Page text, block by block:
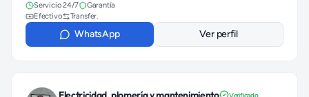
Servicio 24/7
Garantía
Efectivo
Transfer.
WhatsApp Ver perfil
Verificado